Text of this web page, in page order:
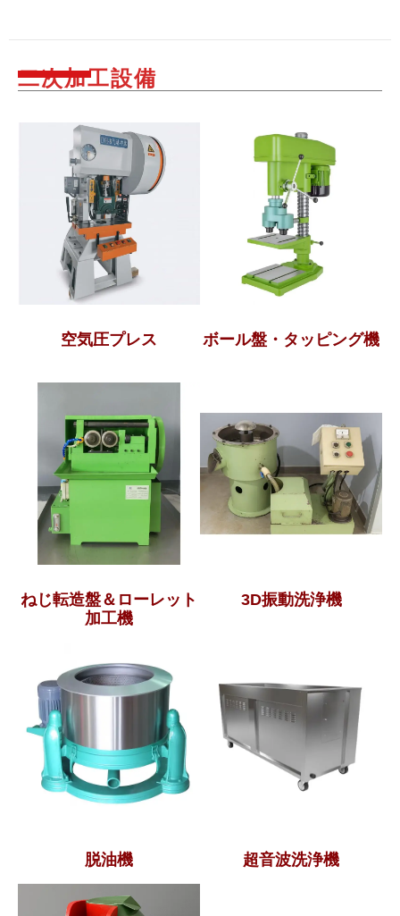
二次加工設備
空気圧プレス ボール盤・タッピング機
ねじ転造盤＆ローレット
加工機
3D振動洗浄機
脱油機 超音波洗浄機